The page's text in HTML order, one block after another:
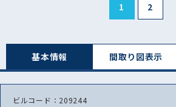
1 2
基本情報 間取り図表⽰
ビルコード：209244